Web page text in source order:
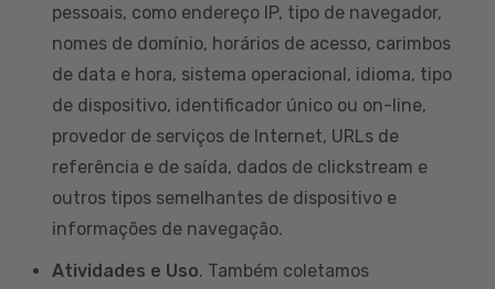
pessoais, como endereço IP, tipo de navegador,
nomes de domínio, horários de acesso, carimbos
de data e hora, sistema operacional, idioma, tipo
de dispositivo, identificador único ou on-line,
provedor de serviços de Internet, URLs de
referência e de saída, dados de clickstream e
outros tipos semelhantes de dispositivo e
informações de navegação.
Atividades e Uso. Também coletamos